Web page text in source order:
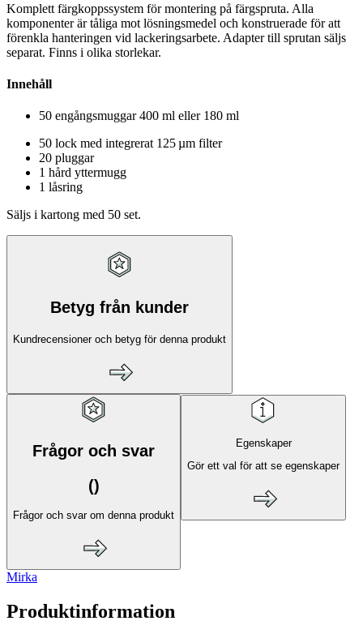
Komplett färgkoppssystem för montering på färgspruta. Alla
komponenter är tåliga mot lösningsmedel och konstruerade för att
förenkla hanteringen vid lackeringsarbete. Adapter till sprutan säljs
separat. Finns i olika storlekar.
Innehåll
50 engångsmuggar 400 ml eller 180 ml
50 lock med integrerat 125 µm filter
20 pluggar
1 hård yttermugg
1 låsring
Säljs i kartong med 50 set.
Betyg från kunder
Kundrecensioner och betyg för denna produkt
Frågor och svar
()
Frågor och svar om denna produkt
Egenskaper
Gör ett val för att se egenskaper
Mirka
Produktinformation